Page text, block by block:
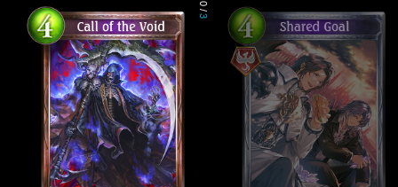
0
/
3